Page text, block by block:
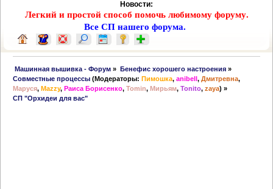
Новости:
Легкий и простой способ помочь любимому форуму.
Все СП нашего форума.
Машинная вышивка - Форум » Бенефис хорошего настроения»
Совместные процессы (Модераторы:Пимошка,anibell,Дмитревна,
Маруся,Mazzy,Раиса Борисенко,Tomin,Мирьям,Tonito,zaya) »
СП "Орхидеи для вас"